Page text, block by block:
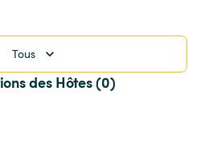
Tous
des Hôtes (0)